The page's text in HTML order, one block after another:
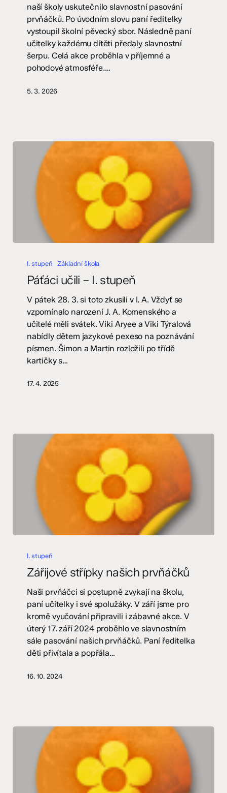
naší školy uskutečnilo slavnostní pasování
prvňáčků. Po úvodním slovu paní ředitelky
vystoupil školní pěvecký sbor. Následně paní
učitelky každému dítěti předaly slavnostní
šerpu. Celá akce proběhla v příjemné a
pohodové atmosféře.…
5. 3. 2026
stupeň
I. stupeň Základní škola
Páťáci učili – I. stupeň
V pátek 28. 3. si toto zkusili v I. A. Vždyť se
vzpomínalo narození J. A. Komenského a
učitelé měli svátek. Viki Aryee a Viki Týralová
nabídly dětem jazykové pexeso na poznávání
písmen. Šimon a Martin rozložili po třídě
kartičky s…
17. 4. 2025
střípky
prvňáčků
I. stupeň
Zářijové střípky našich prvňáčků
Naši prvňáčci si postupně zvykají na školu,
paní učitelky i své spolužáky. V září jsme pro
kromě vyučování připravili i zábavné akce. V
úterý 17. září 2024 proběhlo ve slavnostním
sále pasování našich prvňáčků. Paní ředitelka
děti přivítala a popřála…
16. 10. 2024